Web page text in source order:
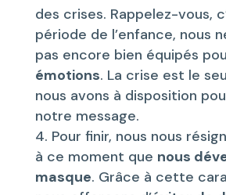
des crises. Rappelez-vous,
période de l’enfance, nous
pas encore bien équipés
émotions. La crise est le
nous avons à disposition
notre message.
Pour finir, nous nous
à ce moment que nous
masque. Grâce à cette